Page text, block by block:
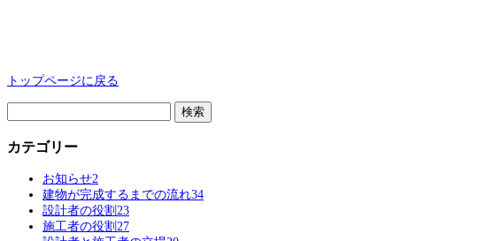
トップページに戻る
索:
カテゴリー
お知らせ2
建物が完成するまでの流れ34
設計者の役割 23
施工者の役割 27